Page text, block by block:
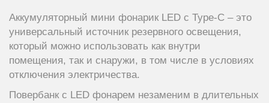
Аккумуляторный мини фонарик LED с Type-C – это
универсальный источник резервного освещения,
который можно использовать как внутри
помещения, так и снаружи, в том числе в условиях
отключения электричества.
Повербанк c LED фонарем незаменим в длительных